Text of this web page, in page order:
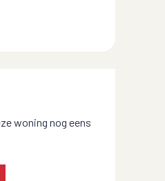
woning nog eens